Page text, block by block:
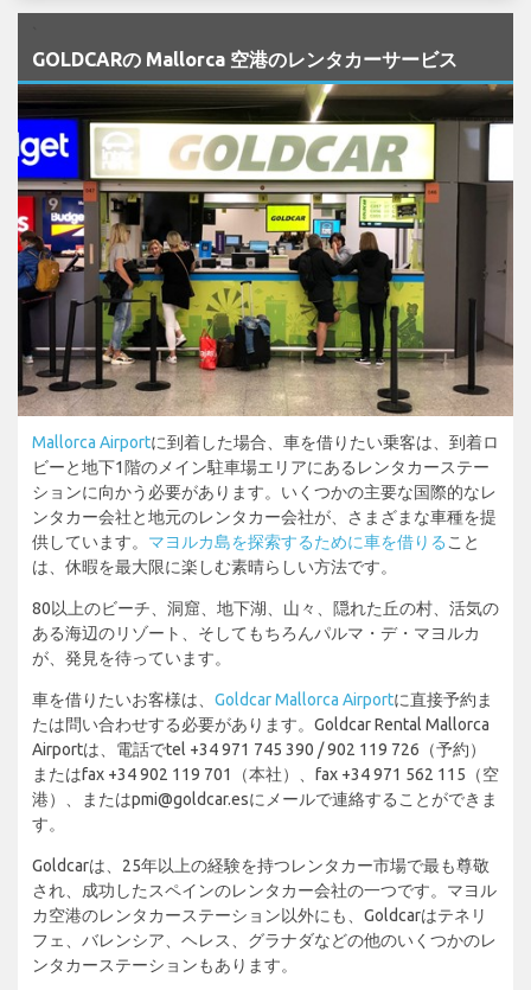
GOLDCARの Mallorca 空港のレンタカーサービス
Mallorca Airportに到着した場合、車を借りたい乗客は、到着ロ
ビーと地下1階のメイン駐車場エリアにあるレンタカーステー
ションに向かう必要があります。いくつかの主要な国際的なレ
ンタカー会社と地元のレンタカー会社が、さまざまな車種を提
供しています。 マヨルカ島を探索するために車を借りる こと
は、休暇を最大限に楽しむ素晴らしい方法です。
80以上のビーチ、洞窟、地下湖、山々、隠れた丘の村、活気の
ある海辺のリゾート、そしてもちろんパルマ・デ・マヨルカ
が、発見を待っています。
車を借りたいお客様は、 Goldcar Mallorca Airportに直接予約ま
たは問い合わせする必要があります。Goldcar Rental Mallorca
Airportは、電話でtel +34 971 745 390 / 902 119 726（予約）
またはfax +34 902 119 701（本社）、fax +34 971 562 115（空
港）、またはpmi@goldcar.esにメールで連絡することができま
す。
Goldcarは、25年以上の経験を持つレンタカー市場で最も尊敬
され、成功したスペインのレンタカー会社の一つです。マヨル
カ空港のレンタカーステーション以外にも、Goldcarはテネリ
フェ、バレンシア、ヘレス、グラナダなどの他のいくつかのレ
ンタカーステーションもあります。